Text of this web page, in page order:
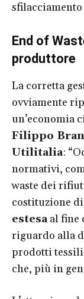
End of
produttore
La corretta
ovviamente
un’economia
Filippo
Utilitalia:
normativi,
waste dei
costituzione
estesaal fine
riguardo alla
prodotti
che, più in